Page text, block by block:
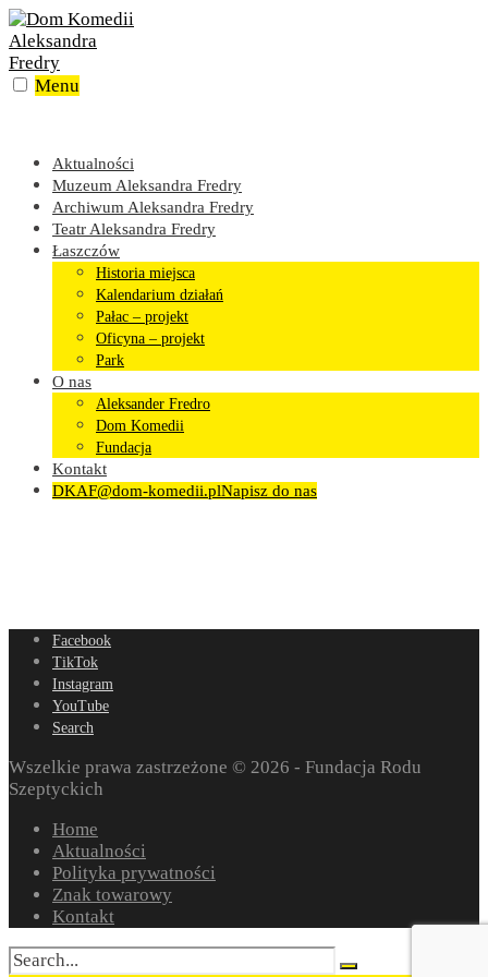
Skip
to
content
Menu
Aktualności
Muzeum Aleksandra Fredry
Archiwum Aleksandra Fredry
Teatr Aleksandra Fredry
Łaszczów
Historia miejsca
Kalendarium działań
Pałac – projekt
Oficyna – projekt
Park
O nas
Aleksander Fredro
Dom Komedii
Fundacja
Kontakt
DKAF@dom-komedii.plNapisz do nas
Facebook
TikTok
Instagram
YouTube
Search
Wszelkie prawa zastrzeżone © 2026 - Fundacja Rodu
Szeptyckich
Home
Aktualności
Polityka prywatności
Znak towarowy
Kontakt
Search